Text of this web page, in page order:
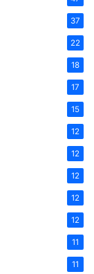
37
22
18
17
15
12
12
12
12
12
11
11